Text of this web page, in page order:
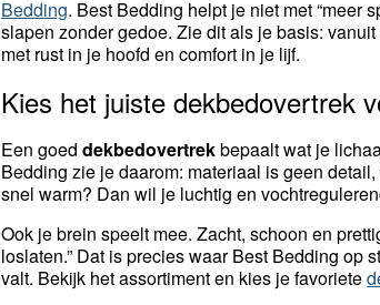
Bedding. Best Bedding helpt je niet met “meer
slapen zonder gedoe. Zie dit als je basis:
met rust in je hoofd en comfort in je lijf.
Kies het juiste dekbedovertrek
Een goeddekbedovertrekbepaalt wat je
Bedding zie je daarom: materiaal is geen
snel warm? Dan wil je luchtig en
Ook je brein speelt mee. Zacht, schoon en
loslaten.” Dat is precies waar Best Bedding op
valt. Bekijk het assortiment en kies je favoriete